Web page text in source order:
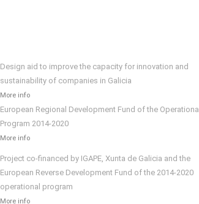
Design aid to improve the capacity for innovation and
sustainability of companies in Galicia
More info
European Regional Development Fund of the Operational
Program 2014-2020
More info
Project co-financed by IGAPE, Xunta de Galicia and the
European Reverse Development Fund of the 2014-2020
operational program
More info